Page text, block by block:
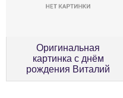
Оригинальная
картинка с днём
рождения Виталий